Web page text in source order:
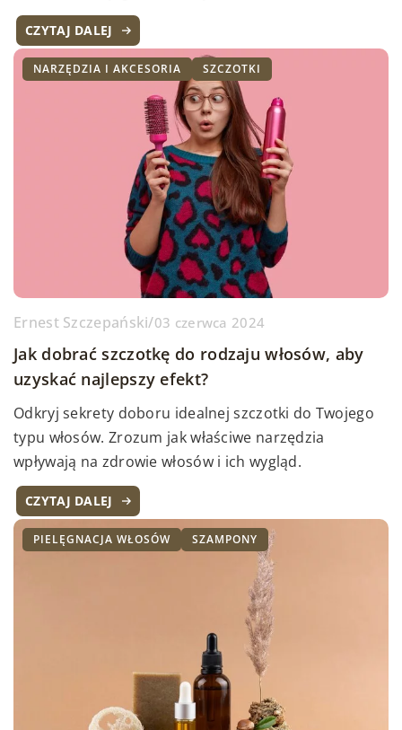
CZYTAJ DALEJ
NARZĘDZIA I AKCESORIA SZCZOTKI
Ernest Szczepański/03 czerwca 2024
Jak dobrać szczotkę do rodzaju włosów, aby
uzyskać najlepszy efekt?
Odkryj sekrety doboru idealnej szczotki do Twojego
typu włosów. Zrozum jak właściwe narzędzia
wpływają na zdrowie włosów i ich wygląd.
CZYTAJ DALEJ
PIELĘGNACJA WŁOSÓW SZAMPONY